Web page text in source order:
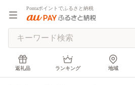
Pontaポイントでふるさと納税
返礼品 ランキング 地域